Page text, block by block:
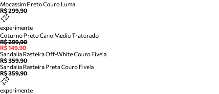
Mocassim Preto Couro Luma
R$ 299,90
experimente
Coturno Preto Cano Medio Tratorado
R$ 299,90
R$ 149,90
Sandalia Rasteira Off-White Couro Fivela
R$ 359,90
Sandalia Rasteira Preta Couro Fivela
R$ 359,90
experimente